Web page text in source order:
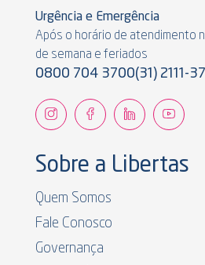
Urgência e Emergência
Após o horário de atendimento
de semana e feriados
0800 704 3700(31) 2111-
Sobre a Libertas
Quem Somos
Fale Conosco
Governança